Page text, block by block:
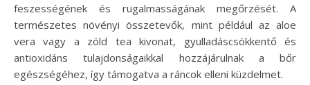
feszességének és rugalmasságának megőrzését. A
természetes növényi összetevők, mint például az aloe
vera vagy a zöld tea kivonat, gyulladáscsökkentő és
antioxidáns tulajdonságaikkal hozzájárulnak a bőr
egészségéhez, így támogatva a ráncok elleni küzdelmet.